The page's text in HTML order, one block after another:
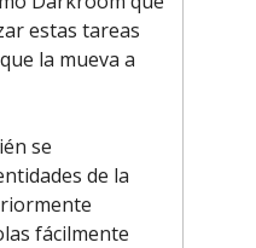
estas tareas
la mueva a
se
de la
fácilmente